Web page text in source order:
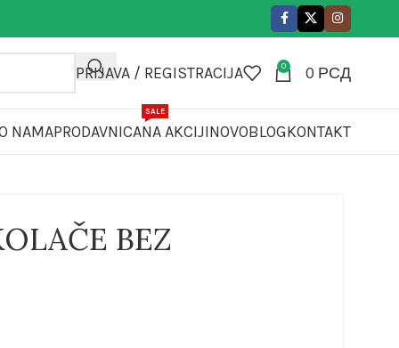
PRIJAVA / REGISTRACIJA 0 0 РСД
NAMAPRODAVNICANA AKCIJI
SALE
NOVOBLOGKONTAKT
BEZ